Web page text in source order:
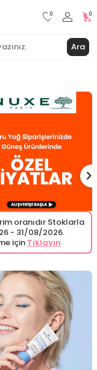
Ara
0 0
oranıdır Stoklarla
- 31/08/2026.
için Tıklayın